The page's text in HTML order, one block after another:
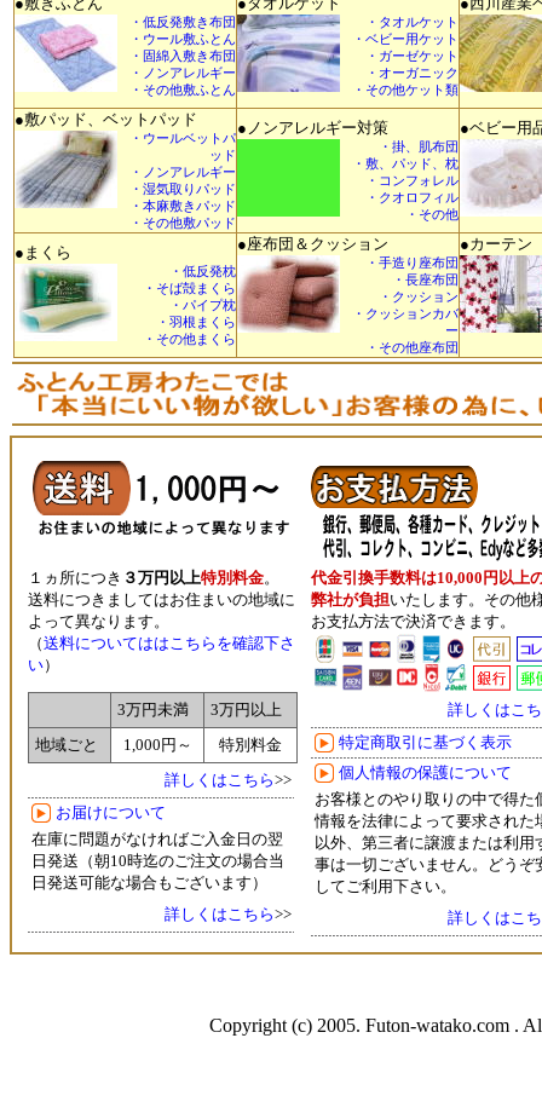
・低反発敷き布団
・ウール敷ふとん
・固綿入敷き布団
・ノンアレルギー
・その他敷ふとん
・タオルケット
・ベビー用ケット
・ガーゼケット
・オーガニック
・その他ケット類
●敷パッド、ベットパッド
・ウールベットパ
ッド
・ノンアレルギー
・湿気取りパッド
・本麻敷きパッド
・その他敷パッド
●ノンアレルギー対策
・掛、肌布団
・敷、パッド、枕
・コンフォレル
・クオロフィル
・その他
●ベビー用
●まくら
・低反発枕
・そば殻まくら
・パイプ枕
・羽根まくら
・その他まくら
●座布団＆クッション
・手造り座布団
・長座布団
・クッション
・クッションカバ
ー
・その他座布団
●カーテン
１ヵ所につき ３万円以上特別料金。
送料につきましてはお住まいの地域に
よって異なります。
（送料についてははこちらを確認下さ
い）
3万円未満
3万円以上
地域ごと
1,000円～
特別料金
詳しくはこちら>>
お届けについて
在庫に問題がなければご入金日の翌
日発送（朝10時迄のご注文の場合当
日発送可能な場合もございます）
詳しくはこちら>>
代金引換手数料は10,000円以上
弊社が負担いたします。その他
お支払方法で決済できます。
詳しくはこ
特定商取引に基づく表示
個人情報の保護について
お客様とのやり取りの中で得た
情報を法律によって要求された
以外、第三者に譲渡または利用
事は一切ございません。どうぞ
してご利用下さい。
詳しくはこ
Copyright (c) 2005. Futon-watako.com .